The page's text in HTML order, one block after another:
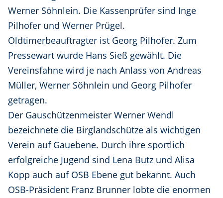
Werner Söhnlein. Die Kassenprüfer sind Inge
Pilhofer und Werner Prügel.
Oldtimerbeauftragter ist Georg Pilhofer. Zum
Pressewart wurde Hans Sieß gewählt. Die
Vereinsfahne wird je nach Anlass von Andreas
Müller, Werner Söhnlein und Georg Pilhofer
getragen.
Der Gauschützenmeister Werner Wendl
bezeichnete die Birglandschütze als wichtigen
Verein auf Gauebene. Durch ihre sportlich
erfolgreiche Jugend sind Lena Butz und Alisa
Kopp auch auf OSB Ebene gut bekannt. Auch
OSB-Präsident Franz Brunner lobte die enormen